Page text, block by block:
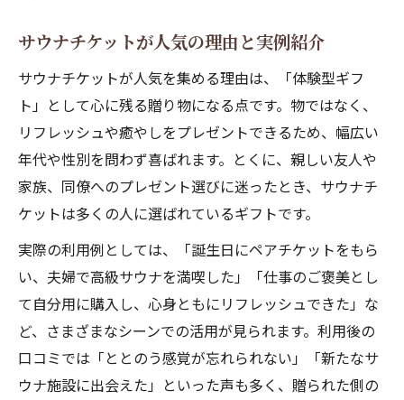
サウナチケットが人気の理由と実例紹介
サウナチケットが人気を集める理由は、「体験型ギフ
ト」として心に残る贈り物になる点です。物ではなく、
リフレッシュや癒やしをプレゼントできるため、幅広い
年代や性別を問わず喜ばれます。とくに、親しい友人や
家族、同僚へのプレゼント選びに迷ったとき、サウナチ
ケットは多くの人に選ばれているギフトです。
実際の利用例としては、「誕生日にペアチケットをもら
い、夫婦で高級サウナを満喫した」「仕事のご褒美とし
て自分用に購入し、心身ともにリフレッシュできた」な
ど、さまざまなシーンでの活用が見られます。利用後の
口コミでは「ととのう感覚が忘れられない」「新たなサ
ウナ施設に出会えた」といった声も多く、贈られた側の